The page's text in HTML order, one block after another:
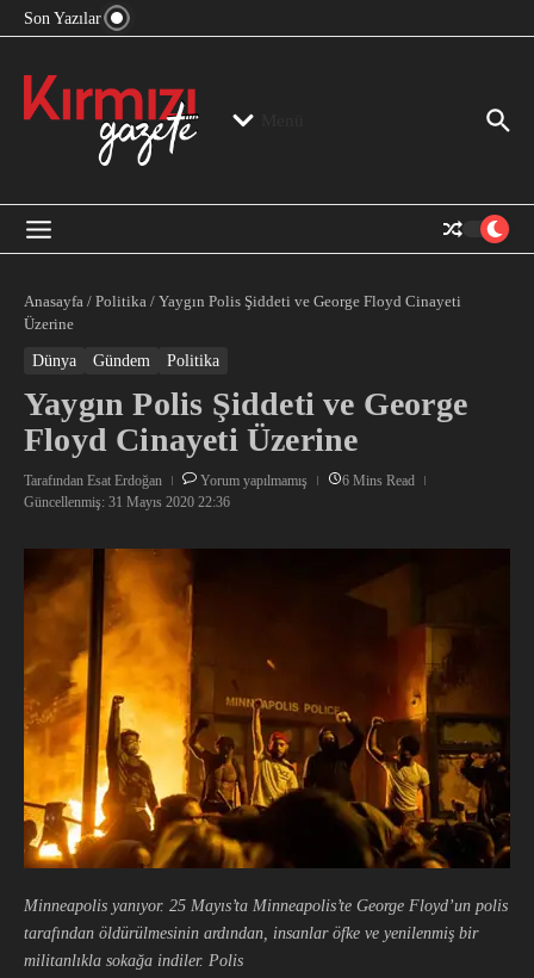
İçeriğe atla
Son Yazılar
“Mutlak Butlan” ve Bir Kez Daha Rejimin “Kendinden
Anasayfa / Politika / Yaygın Polis Şiddeti ve George Floyd Cinayeti
Üzerine
Dünya Gündem Politika
Yaygın Polis Şiddeti ve George
Floyd Cinayeti Üzerine
Tarafından Esat Erdoğan Yorum yapılmamış
6 Mins Read
Güncellenmiş: 31 Mayıs 2020 22:36
Minneapolis yanıyor. 25 Mayıs’ta Minneapolis’te George Floyd’un polis
tarafından öldürülmesinin ardından, insanlar öfke ve yenilenmiş bir
militanlıkla sokağa indiler. Polis